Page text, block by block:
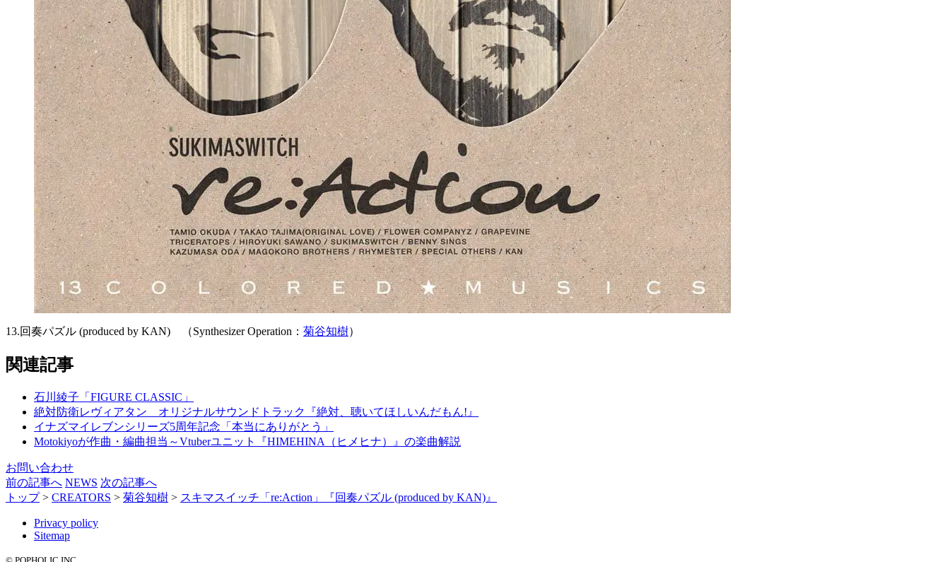
13.回奏パズル (produced by KAN) （Synthesizer Operation： 菊谷知樹）
関連記事
石川綾子「FIGURE CLASSIC」
絶対防衛レヴィアタン オリジナルサウンドトラック『絶対、聴いてほしいんだもん!』
イナズマイレブンシリーズ5周年記念「本当にありがとう」
Motokiyoが作曲・編曲担当～Vtuberユニット『HIMEHINA（ヒメヒナ）』の楽曲解説
お問い合わせ
前の記事へ NEWS 次の記事へ
トップ> CREATORS > 菊谷知樹 > スキマスイッチ「re:Action」『回奏パズル (produced by KAN)』
Privacy policy
Sitemap